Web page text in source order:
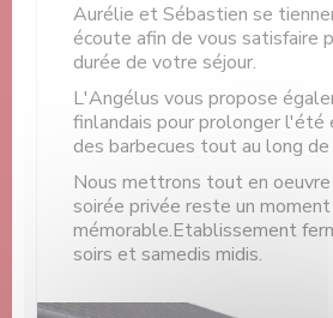
Aurélie et Sébastien se
écoute afin de vous satisfaire
durée de votre séjour.
L'Angélus vous propose
finlandais pour prolonger l'été
des barbecues tout au long de
Nous mettrons tout en
soirée privée reste un moment
mémorable.Etablissement
soirs et samedis midis.